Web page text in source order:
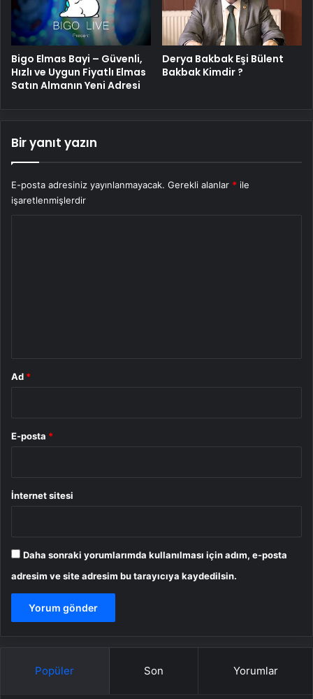
Bigo Elmas Bayi – Güvenli,
Hızlı ve Uygun Fiyatlı Elmas
Satın Almanın Yeni Adresi
Derya Bakbak Eşi Bülent
Bakbak Kimdir ?
Bir yanıt yazın
E-posta adresiniz yayınlanmayacak. Gerekli alanlar * ile
işaretlenmişlerdir
Ad *
E-posta *
İnternet sitesi
Daha sonraki yorumlarımda kullanılması için adım, e-posta
adresim ve site adresim bu tarayıcıya kaydedilsin.
Popüler Son Yorumlar